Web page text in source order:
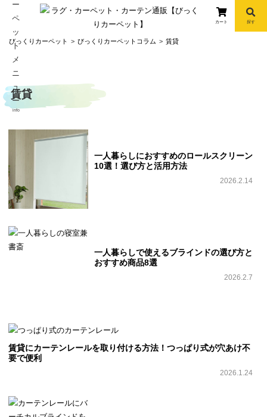
info
カート 探す
ツ
へ
びっくりカーペット びっくりカーペットコラム 賃貸
賃貸
一人暮らしにおすすめのロールスクリーン
10選！選び方と活用方法
2026.2.14
一人暮らしで使えるブラインドの選び方と
おすすめ商品8選
2026.2.7
賃貸にカーテンレールを取り付ける方法！つっぱり式が穴あけ不
要で便利
2026.1.24